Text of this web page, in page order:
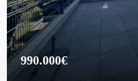
990.000€